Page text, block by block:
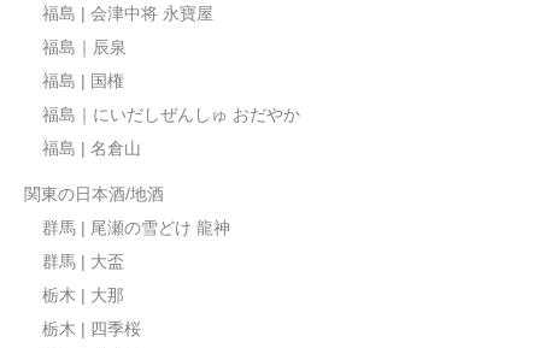
福島 | 会津中将 永寶屋
福島｜辰泉
福島 | 国権
福島｜にいだしぜんしゅ おだやか
福島 | 名倉山
関東の日本酒/地酒
群馬 | 尾瀬の雪どけ 龍神
群馬 | 大盃
栃木 | 大那
栃木 | 四季桜